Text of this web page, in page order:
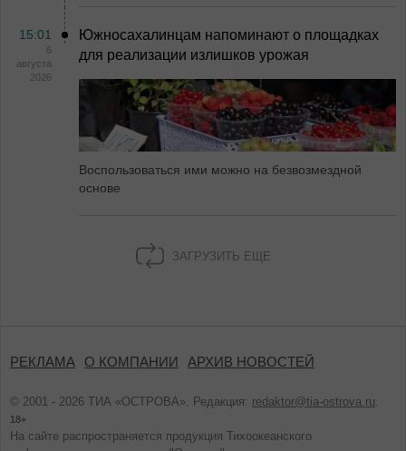
15:01
6
августа
2026
Южносахалинцам напоминают о площадках
для реализации излишков урожая
Воспользоваться ими можно на безвозмездной
основе
ЗАГРУЗИТЬ ЕЩЕ
РЕКЛАМА О КОМПАНИИ АРХИВ НОВОСТЕЙ
© 2001 - 2026 ТИА «ОСТРОВА». Редакция: redaktor@tia-ostrova.ru.
18+
На сайте распространяется продукция Тихоокеанского